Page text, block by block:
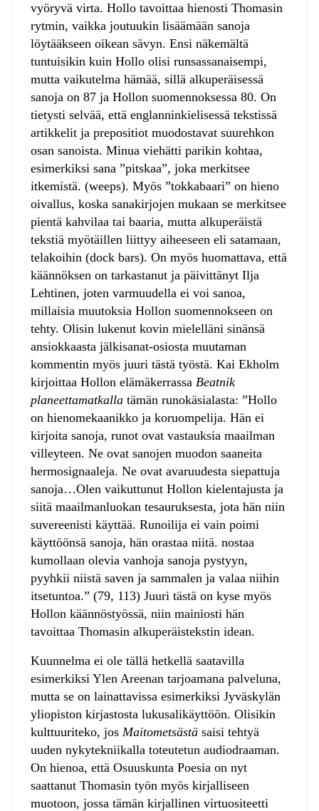
vyöryvä virta. Hollo tavoittaa hienosti Thomasin
rytmin, vaikka joutuukin lisäämään sanoja
löytääkseen oikean sävyn. Ensi näkemältä
tuntuisikin kuin Hollo olisi runsassanaisempi,
mutta vaikutelma hämää, sillä alkuperäisessä
sanoja on 87 ja Hollon suomennoksessa 80. On
tietysti selvää, että englanninkielisessä tekstissä
artikkelit ja prepositiot muodostavat suurehkon
osan sanoista. Minua viehätti parikin kohtaa,
esimerkiksi sana ”pitskaa”, joka merkitsee
itkemistä. (weeps). Myös ”tokkabaari” on hieno
oivallus, koska sanakirjojen mukaan se merkitsee
pientä kahvilaa tai baaria, mutta alkuperäistä
tekstiä myötäillen liittyy aiheeseen eli satamaan,
telakoihin (dock bars). On myös huomattava, että
käännöksen on tarkastanut ja päivittänyt Ilja
Lehtinen, joten varmuudella ei voi sanoa,
millaisia muutoksia Hollon suomennokseen on
tehty. Olisin lukenut kovin mielelläni sinänsä
ansiokkaasta jälkisanat-osiosta muutaman
kommentin myös juuri tästä työstä. Kai Ekholm
kirjoittaa Hollon elämäkerrassa Beatnik
planeettamatkallatämän runokäsialasta: ”Hollo
on hienomekaanikko ja koruompelija. Hän ei
kirjoita sanoja, runot ovat vastauksia maailman
villeyteen. Ne ovat sanojen muodon saaneita
hermosignaaleja. Ne ovat avaruudesta siepattuja
sanoja…Olen vaikuttunut Hollon kielentajusta ja
siitä maailmanluokan tesauruksesta, jota hän niin
suvereenisti käyttää. Runoilija ei vain poimi
käyttöönsä sanoja, hän orastaa niitä. nostaa
kumollaan olevia vanhoja sanoja pystyyn,
pyyhkii niistä saven ja sammalen ja valaa niihin
itsetuntoa.” (79, 113) Juuri tästä on kyse myös
Hollon käännöstyössä, niin mainiosti hän
tavoittaa Thomasin alkuperäistekstin idean.
Kuunnelma ei ole tällä hetkellä saatavilla
esimerkiksi Ylen Areenan tarjoamana palveluna,
mutta se on lainattavissa esimerkiksi Jyväskylän
yliopiston kirjastosta lukusalikäyttöön. Olisikin
kulttuuriteko, jos Maitometsästäsaisi tehtyä
uuden nykytekniikalla toteutetun audiodraaman.
On hienoa, että Osuuskunta Poesia on nyt
saattanut Thomasin työn myös kirjalliseen
muotoon, jossa tämän kirjallinen virtuositeetti